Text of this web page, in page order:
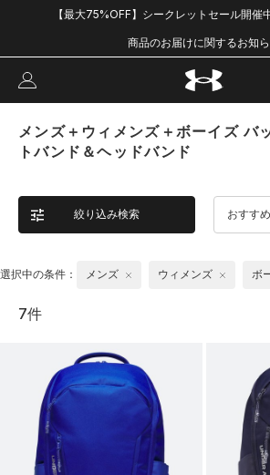
【最大75%OFF】シークレットセール開催
商品のお届けに関するお知
メンズ＋ウィメンズ＋ボーイズ バ
トバンド＆ヘッドバンド
絞り込み検索 おすす
選択中の条件： メンズ ウィメンズ ボ
7件